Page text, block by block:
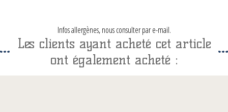
Infos allergènes, nous consulter par e-mail.
Les clients ayant acheté cet article
ont également acheté :